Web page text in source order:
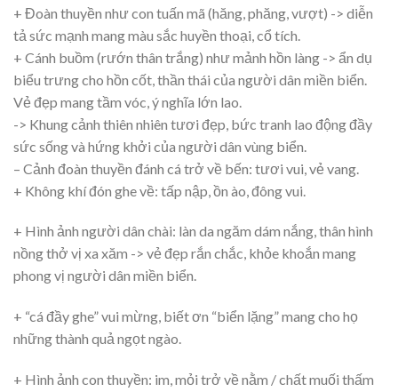
+ Đoàn thuyền như con tuấn mã (hăng, phăng, vượt) -> diễn
tả sức mạnh mang màu sắc huyền thoại, cổ tích.
+ Cánh buồm (rướn thân trắng) như mảnh hồn làng -> ẩn dụ
biểu trưng cho hồn cốt, thần thái của người dân miền biển.
Vẻ đẹp mang tầm vóc, ý nghĩa lớn lao.
-> Khung cảnh thiên nhiên tươi đẹp, bức tranh lao động đầy
sức sống và hứng khởi của người dân vùng biển.
– Cảnh đoàn thuyền đánh cá trở về bến: tươi vui, vẻ vang.
+ Không khí đón ghe về: tấp nập, ồn ào, đông vui.
+ Hình ảnh người dân chài: làn da ngăm dám nắng, thân hình
nồng thở vị xa xăm -> vẻ đẹp rắn chắc, khỏe khoắn mang
phong vị người dân miền biển.
+ “cá đầy ghe” vui mừng, biết ơn “biển lặng” mang cho họ
những thành quả ngọt ngào.
+ Hình ảnh con thuyền: im, mỏi trở về nằm / chất muối thấm